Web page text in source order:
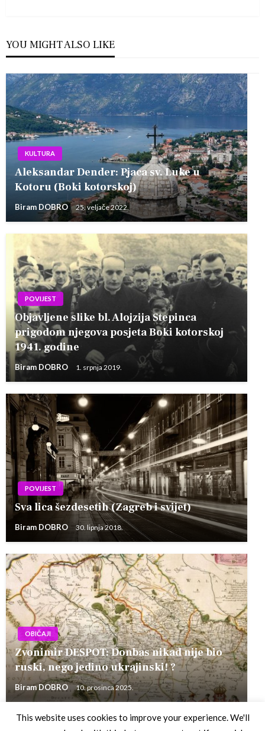
YOU MIGHT ALSO LIKE
KULTURA
Aleksandar Dender: Pjaca sv. Luke u
Kotoru (Boki kotorskoj)
Biram DOBRO 25. veljače 2022.
POVIJEST
Objavljene slike bl. Alojzija Stepinca
prigodom njegova posjeta Boki kotorskoj
1941. godine
Biram DOBRO 1. srpnja 2019.
POVIJEST
Sva lica šezdesetih (Zagreb i svijet)
Biram DOBRO 30. lipnja 2018.
OBIČAJI
Zvonimir DESPOT: Donbas nikad nije bio
ruski, nego jedino ukrajinski! ?
Biram DOBRO 10. prosinca 2025.
This website uses cookies to improve your experience. We'll